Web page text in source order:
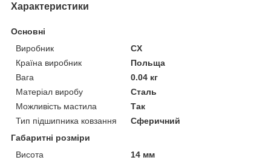
Характеристики
Основні
Виробник
CX
Країна виробник
Польща
Вага
0.04 кг
Матеріал виробу
Сталь
Можливість мастила
Так
Тип підшипника ковзання
Сферичний
Габаритні розміри
Висота
14 мм